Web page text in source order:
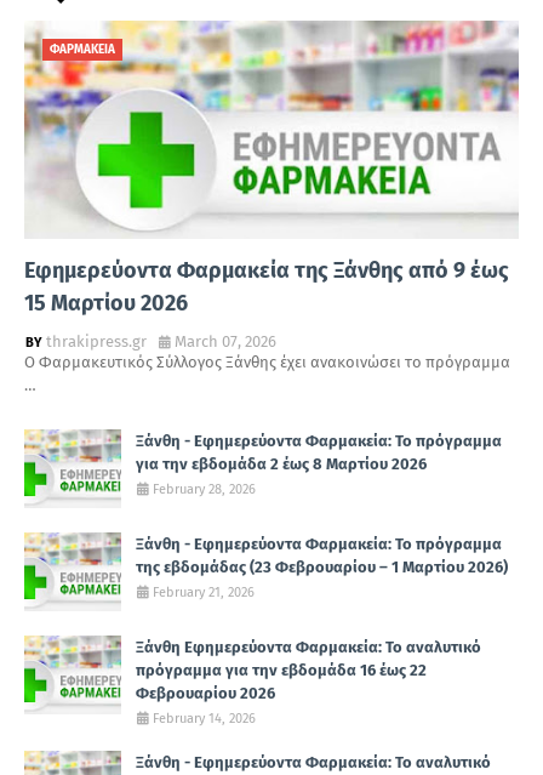
ΦΑΡΜΑΚΕΙΑ
Εφημερεύοντα Φαρμακεία της Ξάνθης από 9 έως
15 Μαρτίου 2026
thrakipress.gr
March 07, 2026
Ο Φαρμακευτικός Σύλλογος Ξάνθης έχει ανακοινώσει το πρόγραμμα
…
Ξάνθη - Εφημερεύοντα Φαρμακεία: Το πρόγραμμα
για την εβδομάδα 2 έως 8 Μαρτίου 2026
February 28, 2026
Ξάνθη - Εφημερεύοντα Φαρμακεία: Το πρόγραμμα
της εβδομάδας (23 Φεβρουαρίου – 1 Μαρτίου 2026)
February 21, 2026
Ξάνθη Εφημερεύοντα Φαρμακεία: Το αναλυτικό
πρόγραμμα για την εβδομάδα 16 έως 22
Φεβρουαρίου 2026
February 14, 2026
Ξάνθη - Εφημερεύοντα Φαρμακεία: Το αναλυτικό